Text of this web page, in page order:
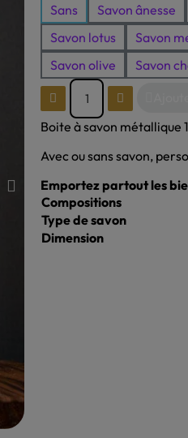
Sans
Savon ânesse
Savon lotus
Savon
Savon olive
Savon
Boite à savon métallique
Avec ou sans savon,
Emportez partout les
Compositions
Type de savon
Dimension